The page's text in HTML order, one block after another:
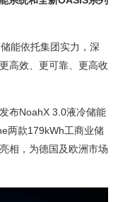
依托集团实力，深
高效、更可靠、更高收
布NoahX 3.0液冷储能
两款179kWh工商业储
相，为德国及欧洲市场